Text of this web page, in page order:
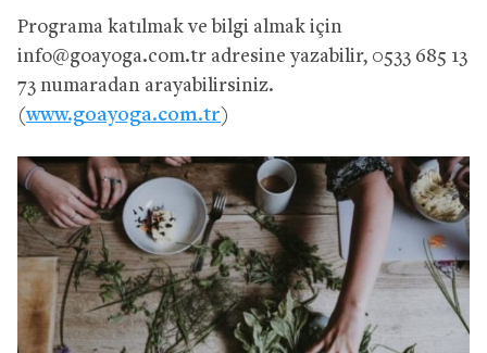
Programa katılmak ve bilgi almak için
info@goayoga.com.tr adresine yazabilir, 0533 685 13
73 numaradan arayabilirsiniz.
(www.goayoga.com.tr)